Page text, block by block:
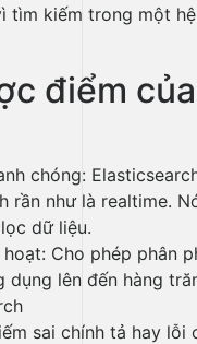
tìm kiếm trong một
điểm
chóng:
rần như là realtime.
dữ liệu.
Cho phép phân
dụng lên đến hàng
sai chính tả hay lỗi